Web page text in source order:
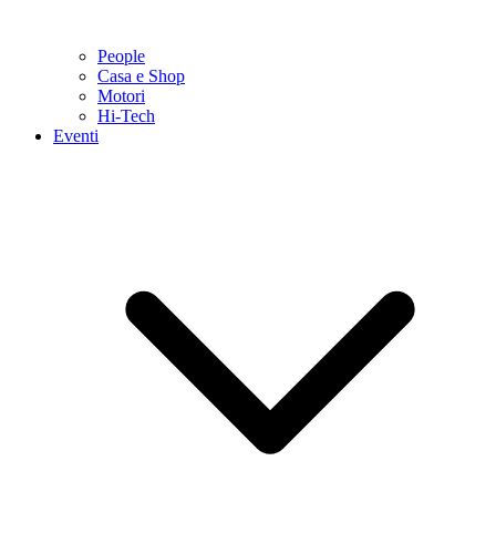
People
Casa e Shop
Motori
Hi-Tech
Eventi